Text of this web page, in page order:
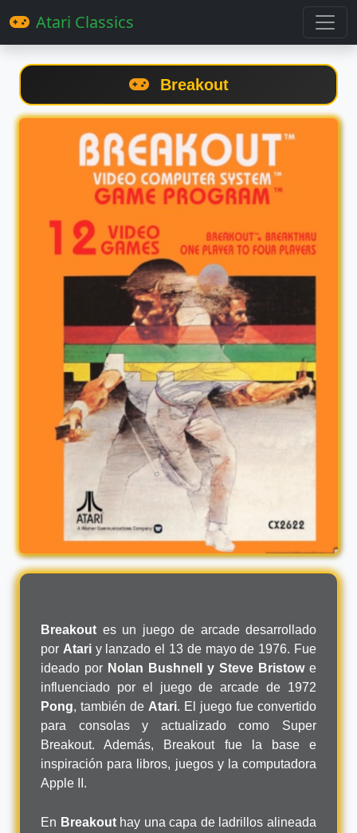
Atari Classics
Breakout
Breakout es un juego de arcade desarrollado
por Atariy lanzado el 13 de mayo de 1976. Fue
ideado por Nolan Bushnell y Steve Bristowe
influenciado por el juego de arcade de 1972
Pong, también de Atari. El juego fue convertido
para consolas y actualizado como Super
Breakout. Además, Breakout fue la base e
inspiración para libros, juegos y la computadora
Apple II.
En Breakouthay una capa de ladrillos alineada